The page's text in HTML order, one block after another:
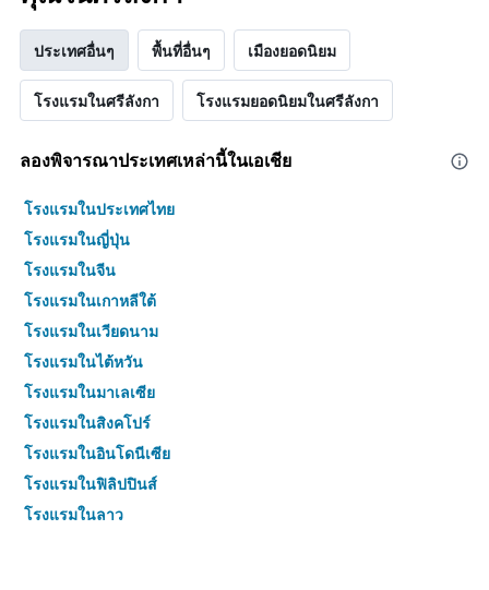
ประเทศอื่นๆ พื้นที่อื่นๆ เมืองยอดนิยม
โรงแรมในศรีลังกา โรงแรมยอดนิยมในศรีลังกา
ลองพิจารณาประเทศเหล่านี้ในเอเชีย
โรงแรมในประเทศไทย
โรงแรมในญี่ปุ่น
โรงแรมในจีน
โรงแรมในเกาหลีใต้
โรงแรมในเวียดนาม
โรงแรมในไต้หวัน
โรงแรมในมาเลเซีย
โรงแรมในสิงคโปร์
โรงแรมในอินโดนีเซีย
โรงแรมในฟิลิปปินส์
โรงแรมในลาว